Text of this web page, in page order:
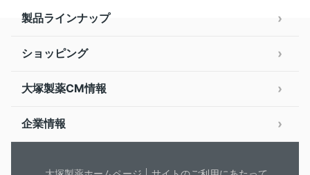
製品ラインナップ
ショッピング
大塚製薬CM情報
企業情報